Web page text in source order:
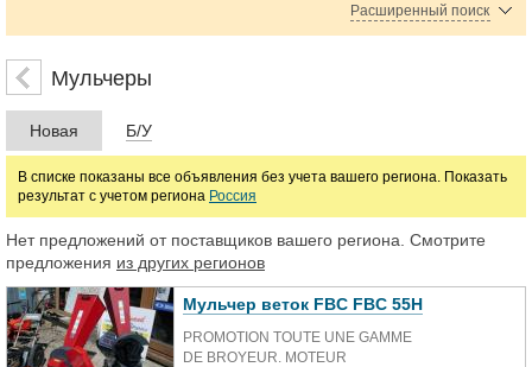
Расширенный поиск
Цена
руб.
Марка
Мульчеры
Новая Б/У
В списке показаны все объявления без учета вашего региона. Показать
результат с учетом региона Россия
Нет предложений от поставщиков вашего региона. Смотрите
предложения из других регионов
Мульчер веток FBC FBC 55H
PROMOTION TOUTE UNE GAMME
DE BROYEUR. MOTEUR